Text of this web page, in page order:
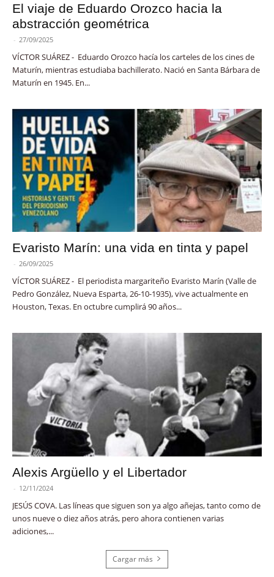
El viaje de Eduardo Orozco hacia la
abstracción geométrica
- 27/09/2025
VÍCTOR SUÁREZ - Eduardo Orozco hacía los carteles de los cines de
Maturín, mientras estudiaba bachillerato. Nació en Santa Bárbara de
Maturín en 1945. En...
Evaristo Marín: una vida en tinta y papel
- 26/09/2025
VÍCTOR SUÁREZ - El periodista margariteño Evaristo Marín (Valle de
Pedro González, Nueva Esparta, 26-10-1935), vive actualmente en
Houston, Texas. En octubre cumplirá 90 años...
Alexis Argüello y el Libertador
- 12/11/2024
JESÚS COVA. Las líneas que siguen son ya algo añejas, tanto como de
unos nueve o diez años atrás, pero ahora contienen varias
adiciones,...
Cargar más